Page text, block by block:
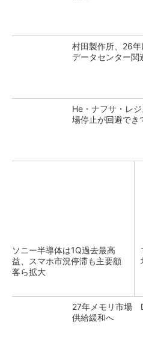
村田製作所、26
データセンター関
He・ナフサ・レ
場停止が回避でき
ソニー半導体は1Q過去最高
益、スマホ市況停滞も主要顧
客ら拡大
27年メモリ市場
供給緩和へ